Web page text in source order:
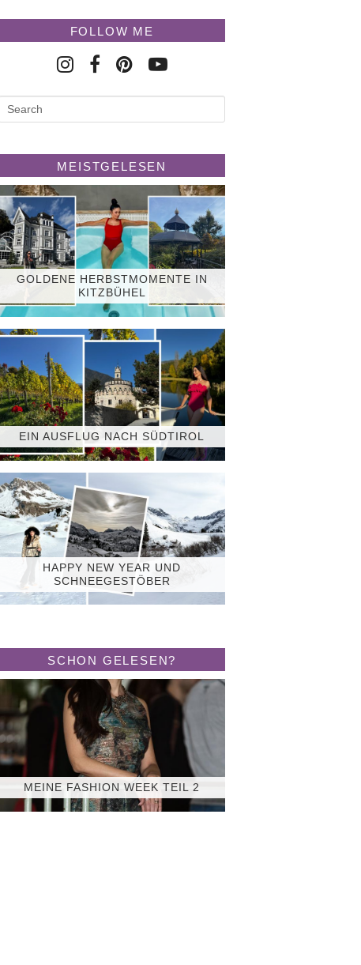
FOLLOW ME
MEISTGELESEN
GOLDENE HERBSTMOMENTE IN
KITZBÜHEL
EIN AUSFLUG NACH SÜDTIROL
HAPPY NEW YEAR UND
SCHNEEGESTÖBER
SCHON GELESEN?
MEINE FASHION WEEK TEIL 2